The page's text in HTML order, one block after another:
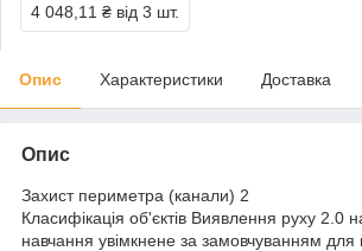
4 048,11 ₴ від 3 шт.
Опис Характеристики Доставка
Опис
Захист периметра (канали) 2
Класифікація об'єктів Виявлення руху 2.0
навчання увімкнене за замовчуванням для